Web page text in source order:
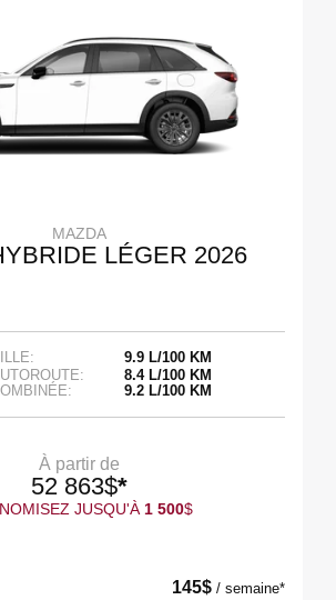
MAZDA
LÉGER 2026
9.9 L/100 KM
8.4 L/100 KM
9.2 L/100 KM
À partir de
52 863$*
JUSQU'À1 500$
145$ / semaine*